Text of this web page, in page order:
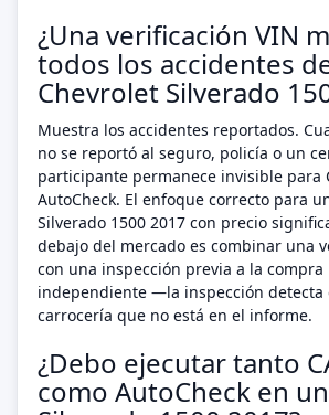
¿Una verificación VIN
todos los accidentes
Chevrolet Silverado
Muestra los accidentes reportados.
no se reportó al seguro, policía o un
participante permanece invisible para
AutoCheck. El enfoque correcto para
Silverado 1500 2017 con precio
debajo del mercado es combinar una
con una inspección previa a la
independiente —la inspección detecta
carrocería que no está en el informe.
¿Debo ejecutar tanto
como AutoCheck en